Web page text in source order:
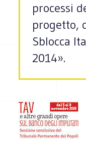
processi
progetto,
Sblocca
2014».